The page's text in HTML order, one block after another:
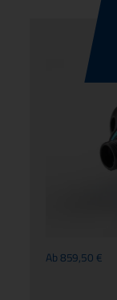
Ab859,50€